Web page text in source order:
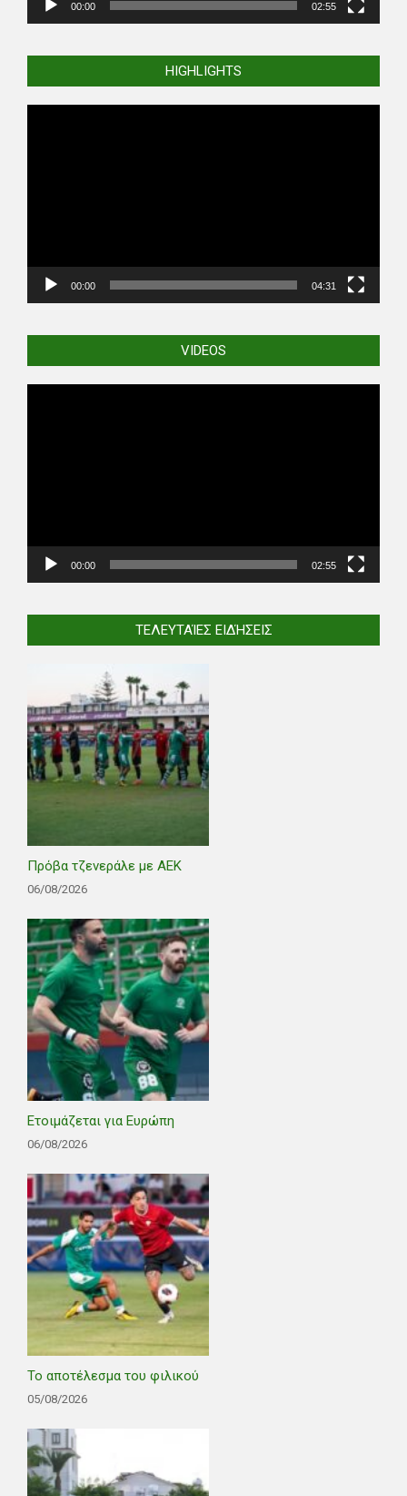
00:00 02:55
HIGHLIGHTS
00:00 04:31
VIDEOS
00:00 02:55
ΤΕΛΕΥΤΑΊΕΣ ΕΙΔΉΣΕΙΣ
Πρόβα τζενεράλε με ΑΕΚ
06/08/2026
Ετοιμάζεται για Ευρώπη
06/08/2026
Το αποτέλεσμα του φιλικού
05/08/2026